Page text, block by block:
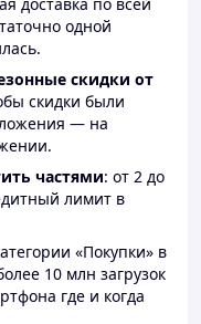
одной
скидки от
скидки были
— на
частями: от 2 до
лимит в
«Покупки» в
10 млн загрузок
где и когда